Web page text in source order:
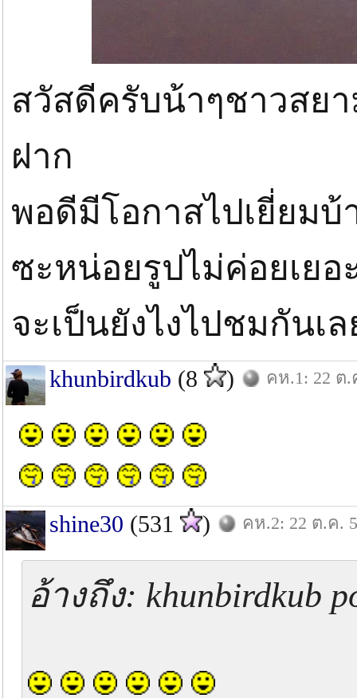
สวัสดีครับน้าๆชาวสย
ฝาก
พอดีมีโอกาสไปเยี่ยมบ้
ซะหน่อยรูปไม่ค่อยเยอ
จะเป็นยังไงไปชมกันเ
khunbirdkub (8 ) คห.1: 22 ต.
shine30 (531 ) คห.2: 22 ต.ค.
อ้างถึง: khunbirdkub